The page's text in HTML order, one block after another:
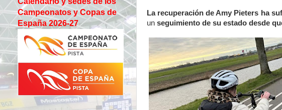
La recuperación de Amy Pieters ha
un seguimiento de su estado desde
Campeonatos y Copas de
España 2026-27